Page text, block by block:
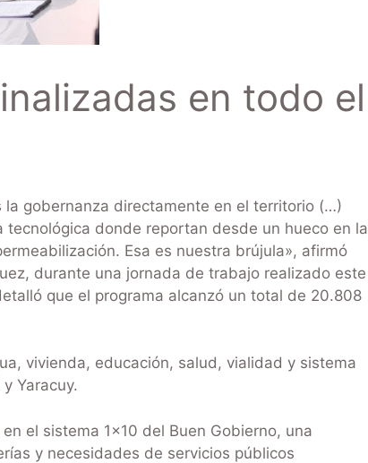
en todo el
gobernanza directamente en el territorio (…)
donde reportan desde un hueco en la
Esa es nuestra brújula», afirmó
durante una jornada de trabajo realizado este
que el programa alcanzó un total de 20.808
vivienda, educación, salud, vialidad y sistema
Yaracuy.
el sistema 1×10 del Buen Gobierno, una
y necesidades de servicios públicos